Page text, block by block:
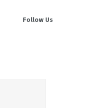
Follow Us